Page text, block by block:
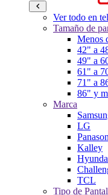
Ver todo en
Tamaño de
Menos
42" a
49" a
61" a
71" a
86" y
Marca
LG
Kalley
TCL
Tipo de